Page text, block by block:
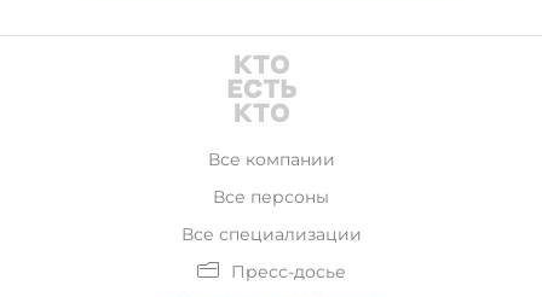
Все компании
Все персоны
Все специализации
Пресс-досье